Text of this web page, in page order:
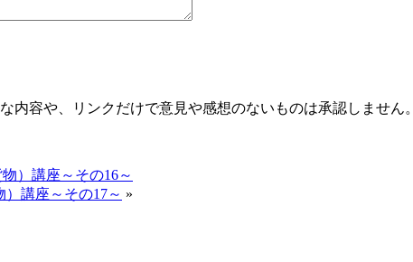
内容や、リンクだけで意見や感想のないものは承認しません。
）講座～その16～
）講座～その17～ »